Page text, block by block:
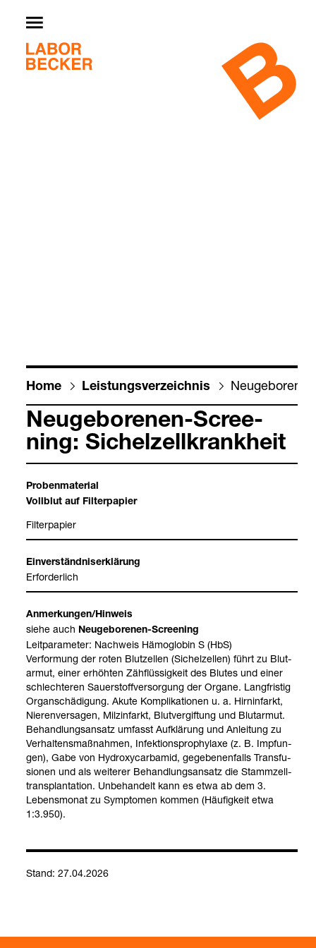
Home Leis­tungs­ver­zeich­nis
Neu­ge­bo­re­nen-​Scree­
ning: Sichel­zell­krank­heit
Pro­ben­ma­te­rial
Voll­blut auf Fil­ter­pa­pier
Fil­ter­pa­pier
Ein­ver­ständ­nis­er­klä­rung
Erfor­der­lich
Anmer­kun­gen/Hin­weis
siehe auch Neu­ge­bo­re­nen-​Scree­ning
Leit­pa­ra­me­ter: Nach­weis Hämo­glo­bin S (HbS)
Ver­for­mung der roten Blut­zel­len (Sichel­zel­len) führt zu Blut­
ar­mut, einer erhöh­ten Zäh­flüs­sig­keit des Blu­tes und einer
schlech­te­ren Sauer­stoff­ver­sor­gung der Organe. Lang­fris­tig
Organ­schä­di­gung. Akute Kom­pli­ka­tio­nen u. a. Hirn­in­farkt,
Nie­ren­ver­sa­gen, Milzin­farkt, Blut­ver­gif­tung und Blut­ar­mut.
Behand­lungs­an­satz umfasst Auf­klä­rung und Anlei­tung zu
Ver­hal­tens­maß­nah­men, Infek­ti­ons­pro­phy­laxe (z. B. Imp­fun­
gen), Gabe von Hydroxy­carb­amid, gege­be­nen­falls Trans­fu­
sio­nen und als wei­te­rer Behand­lungs­an­satz die Stamm­zell­
trans­plan­ta­tion. Unbe­han­delt kann es etwa ab dem 3.
Lebens­mo­nat zu Sym­pto­men kom­men (Häu­fig­keit etwa
1:3.950).
Stand: 27.04.2026